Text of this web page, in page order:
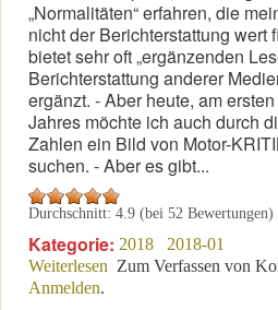
„Normalitäten“ erfahren, die
nicht der Berichterstattung wert
bietet sehr oft „ergänzenden
Berichterstattung anderer
ergänzt. - Aber heute, am
Jahres möchte ich auch durch
Zahlen ein Bild von Motor-
suchen. - Aber es gibt...
Durchschnitt: 4.9 (bei 52 Bewertungen)
Kategorie: 2018
2018-01
Weiterlesen über Nicht nur 2017er
Zum Verfassen von
Anmelden.